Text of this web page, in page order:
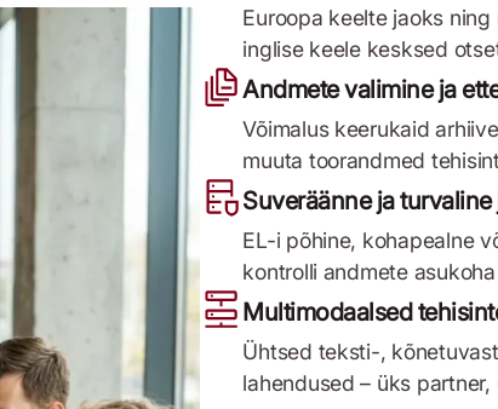
Euroopa keelte jaoks
inglise keele kesksed
Andmete valimine ja
Võimalus keerukaid
muuta toorandmed
Suveräänne ja
EL-i põhine, kohapealne
kontrolli andmete
Multimodaalsed
Ühtsed teksti-,
lahendused – üks